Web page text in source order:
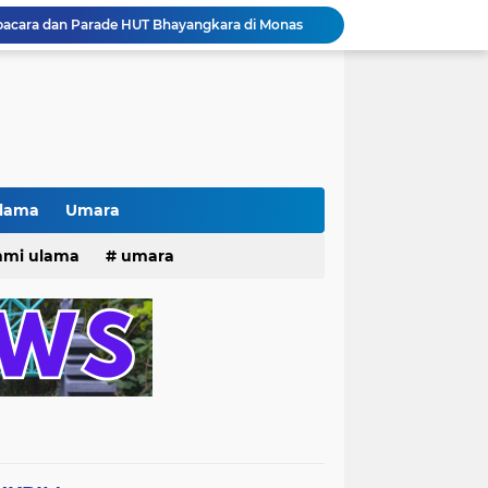
dan Parade HUT Bhayangkara di Monas
Jalin Silaturahmi dan Kekompakan, Laskar News Ngopi Bareng Di Warkop RRK Surabaya .
Beri Santunan Korban Gempa***
Kasatpol PP Surabaya Pecat Oknum Investasi dan Arisan Bodong Ratusan Juta
TERKINI)NEWS.YANG KE 1
Umara
dan Maknanya
ulama umara
2025